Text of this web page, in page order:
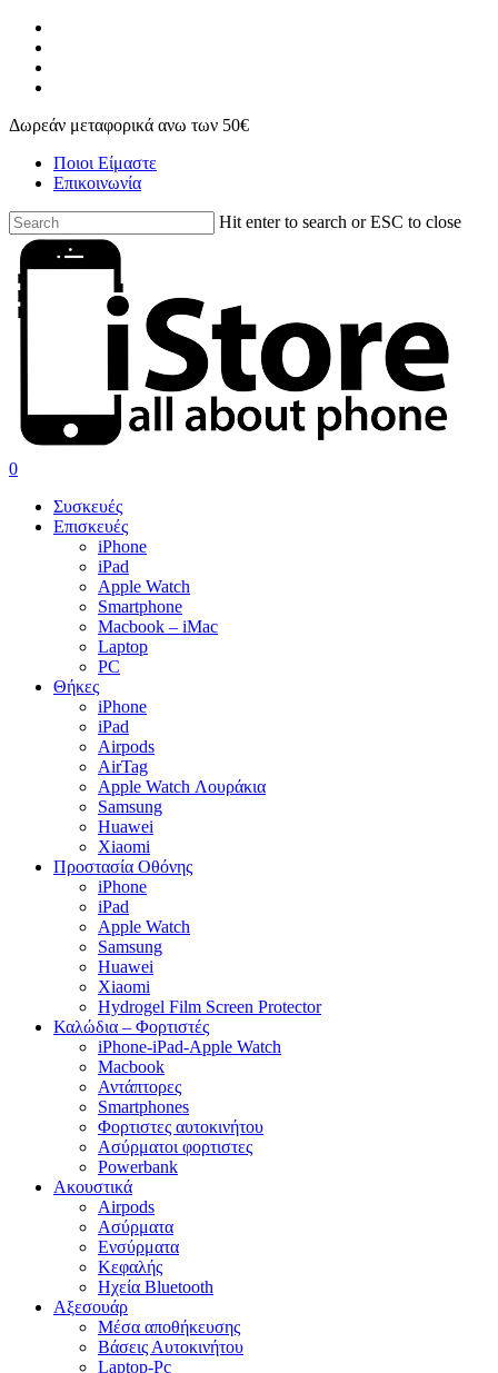
Skip
main
content
Δωρεάν μεταφορικά ανω των 50€
Ποιοι Είμαστε
Επικοινωνία
Hit enter to search or ESC to close
Close
Search
search
account
0
Συσκευές
Επισκευές
iPhone
iPad
Apple Watch
Smartphone
Macbook – iMac
Laptop
PC
Θήκες
iPhone
iPad
Airpods
AirTag
Apple Watch Λουράκια
Samsung
Huawei
Xiaomi
Προστασία Οθόνης
iPhone
iPad
Apple Watch
Samsung
Huawei
Xiaomi
Hydrogel Film Screen Protector
Καλώδια – Φορτιστές
iPhone-iPad-Apple Watch
Macbook
Αντάπτορες
Smartphones
Φορτιστες αυτοκινήτου
Ασύρματοι φορτιστες
Powerbank
Ακουστικά
Airpods
Ασύρματα
Ενσύρματα
Κεφαλής
Ηχεία Bluetooth
Αξεσουάρ
Μέσα αποθήκευσης
Βάσεις Αυτοκινήτου
Laptop-Pc